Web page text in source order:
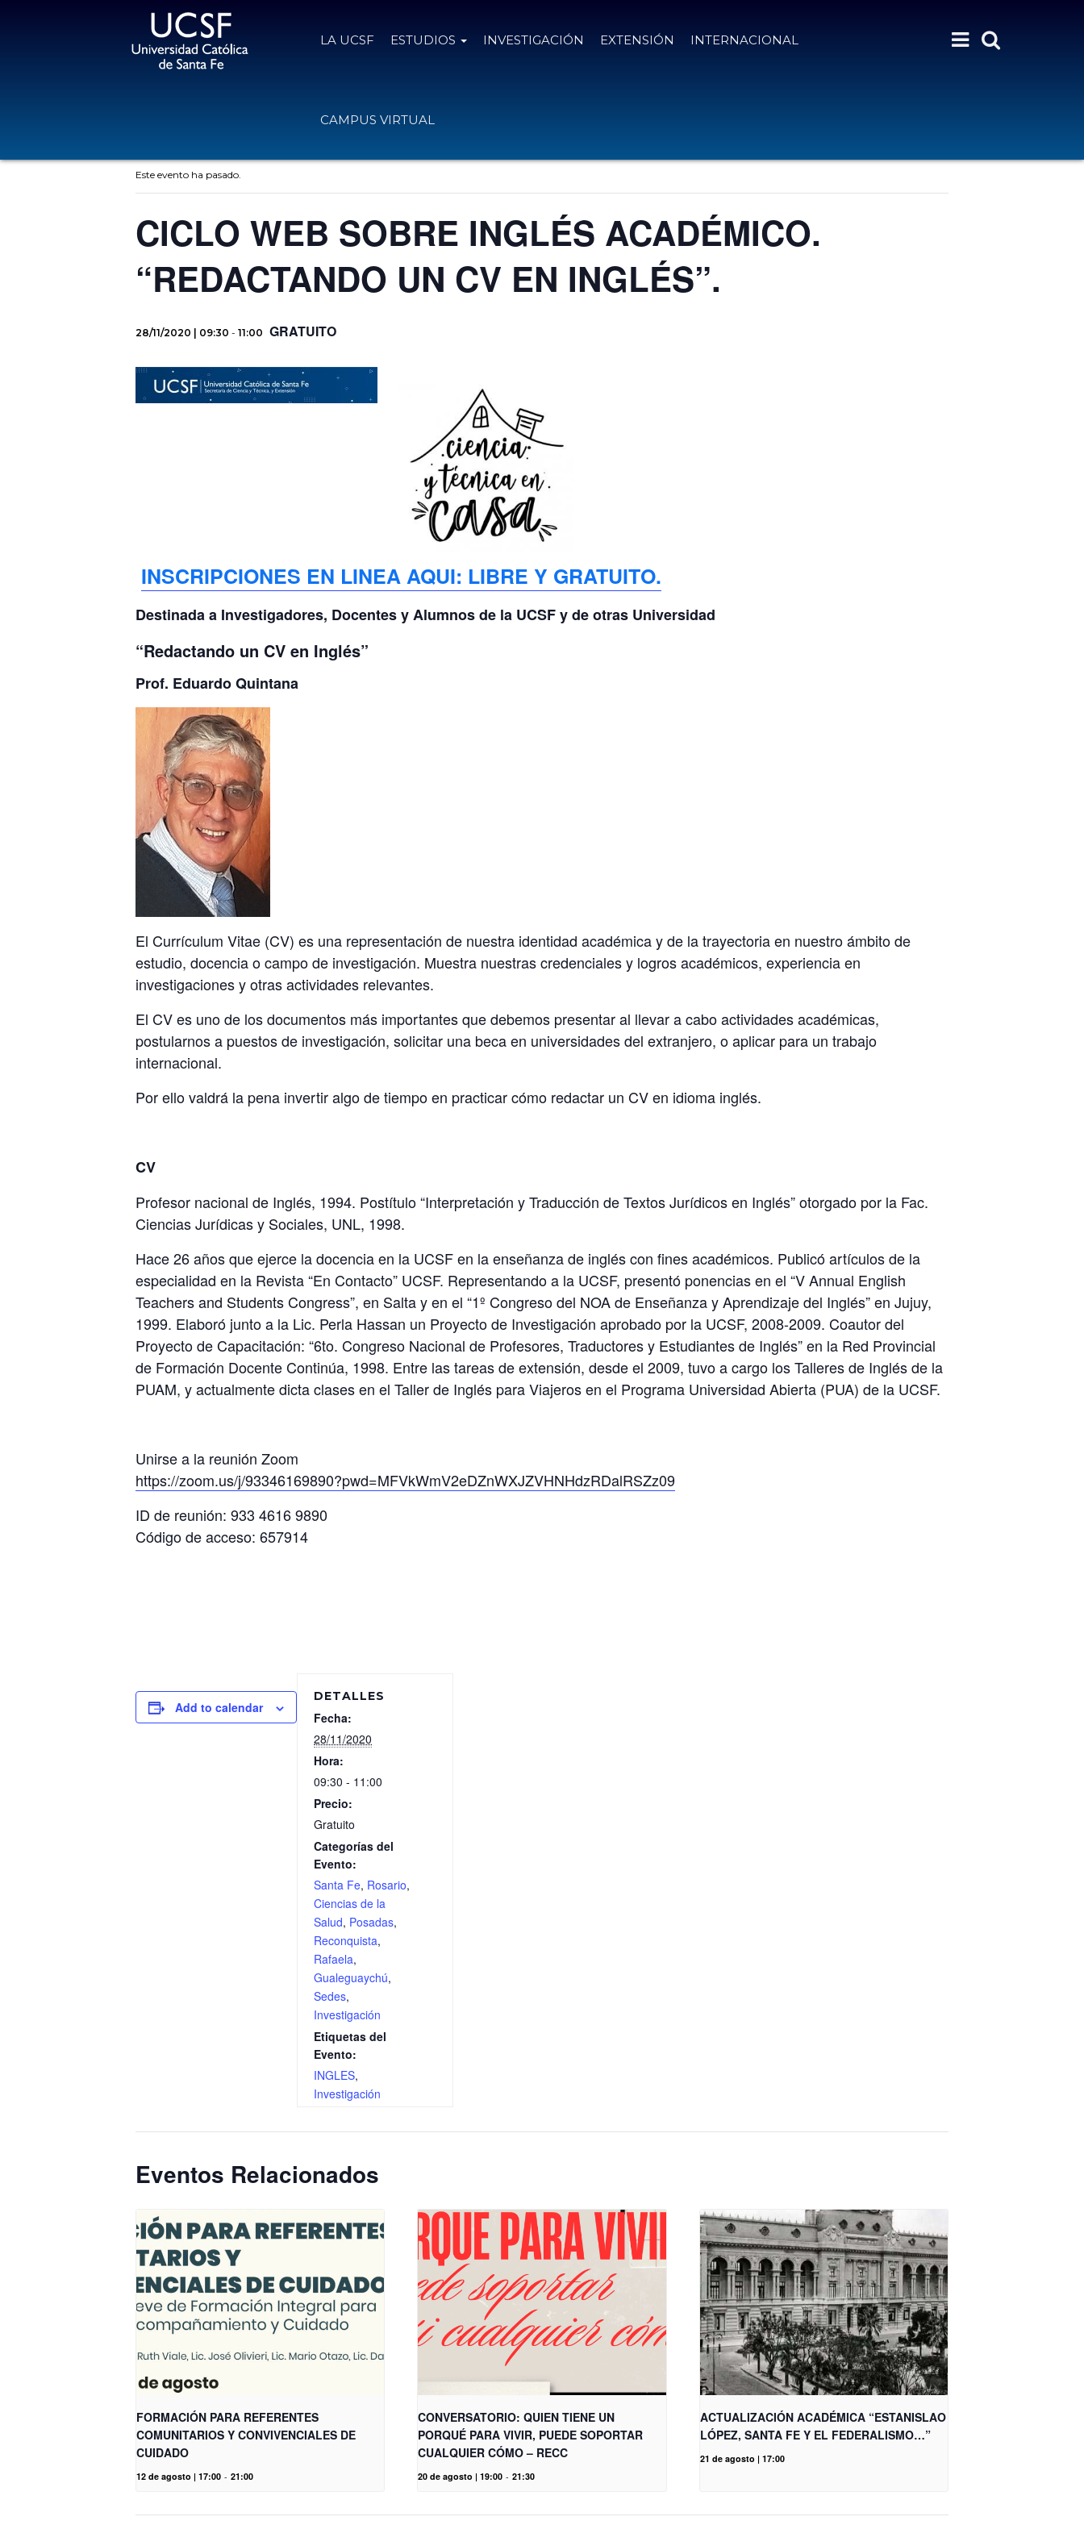
LA UCSF ESTUDIOS INVESTIGACIÓN EXTENSIÓN INTERNACIONAL
CAMPUS VIRTUAL
Este evento ha pasado.
CICLO WEB SOBRE INGLÉS ACADÉMICO.
“REDACTANDO UN CV EN INGLÉS”.
28/11/2020 | 09:30 - 11:00 GRATUITO
INSCRIPCIONES EN LINEA AQUI: LIBRE Y GRATUITO.
Destinada a Investigadores, Docentesy Alumnos de la UCSF y de otras Universidad
“Redactando un CV en Inglés”
Prof. Eduardo Quintana
El Currículum Vitae (CV) es una representación de nuestra identidad académica y de la trayectoria en nuestro ámbito de
estudio, docencia o campo de investigación. Muestra nuestras credenciales y logros académicos, experiencia en
investigaciones y otras actividades relevantes.
El CV es uno de los documentos más importantes que debemos presentar al llevar a cabo actividades académicas,
postularnos a puestos de investigación, solicitar una beca en universidades del extranjero, o aplicar para un trabajo
internacional.
Por ello valdrá la pena invertir algo de tiempo en practicar cómo redactar un CV en idioma inglés.
CV
Profesor nacional de Inglés, 1994. Postítulo “Interpretación y Traducción de Textos Jurídicos en Inglés” otorgado por la Fac.
Ciencias Jurídicas y Sociales, UNL, 1998.
Hace 26 años que ejerce la docencia en la UCSF en la enseñanza de inglés con fines académicos. Publicó artículos de la
especialidad en la Revista “En Contacto” UCSF. Representando a la UCSF, presentó ponencias en el “V Annual English
Teachers and Students Congress”, en Salta y en el “1º Congreso del NOA de Enseñanza y Aprendizaje del Inglés” en Jujuy,
1999. Elaboró junto a la Lic. Perla Hassan un Proyecto de Investigación aprobado por la UCSF, 2008-2009. Coautor del
Proyecto de Capacitación: “6to. Congreso Nacional de Profesores, Traductores y Estudiantes de Inglés” en la Red Provincial
de Formación Docente Continúa, 1998. Entre las tareas de extensión, desde el 2009, tuvo a cargo los Talleres de Inglés de la
PUAM, y actualmente dicta clases en el Taller de Inglés para Viajeros en el Programa Universidad Abierta (PUA) de la UCSF.
Unirse a la reunión Zoom
https://zoom.us/j/93346169890?pwd=MFVkWmV2eDZnWXJZVHNHdzRDalRSZz09
ID de reunión: 933 4616 9890
Código de acceso: 657914
Add to calendar
DETALLES
Fecha:
28/11/2020
Hora:
09:30 - 11:00
Precio:
Gratuito
Categorías del
Evento:
Santa Fe, Rosario,
Ciencias de la
Salud, Posadas,
Reconquista,
Rafaela,
Gualeguaychú,
Sedes,
Investigación
Etiquetas del
Evento:
INGLES,
Investigación
Eventos Relacionados
FORMACIÓN PARA REFERENTES
COMUNITARIOS Y CONVIVENCIALES DE
CUIDADO
12 de agosto | 17:00 - 21:00
CONVERSATORIO: QUIEN TIENE UN
PORQUÉ PARA VIVIR, PUEDE SOPORTAR
CUALQUIER CÓMO – RECC
20 de agosto | 19:00 - 21:30
ACTUALIZACIÓN ACADÉMICA “ESTANISLAO
LÓPEZ, SANTA FE Y EL FEDERALISMO…”
21 de agosto | 17:00